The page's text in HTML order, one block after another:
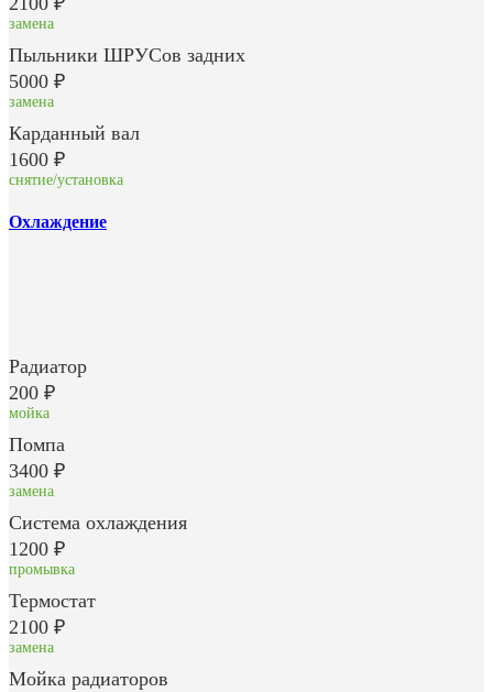
замена
Пыльники ШРУСов задних
5000 ₽
замена
Карданный вал
1600 ₽
снятие/установка
Охлаждение
Радиатор
200 ₽
мойка
Помпа
3400 ₽
замена
Система охлаждения
1200 ₽
промывка
Термостат
2100 ₽
замена
Мойка радиаторов